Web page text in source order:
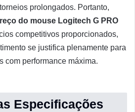
prolongados. Portanto,
do mouse Logitech G PRO
competitivos proporcionados,
se justifica plenamente para
com performance máxima.
Especificações